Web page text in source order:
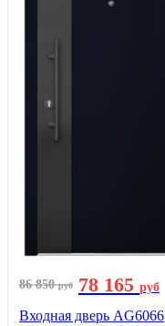
86 850руб 78 165 руб
Входная дверь AG6066